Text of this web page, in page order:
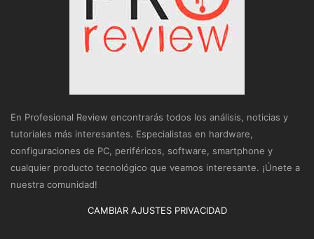
En Profesional Review encontrarás todos los análisis, noticias y
tutoriales más interesantes. Especialistas en hardware,
configuraciones de PC, periféricos, software, smartphone y
cualquier producto tecnológico que veamos interesante. ¡Únete a
nuestra comunidad!
CAMBIAR AJUSTES PRIVACIDAD